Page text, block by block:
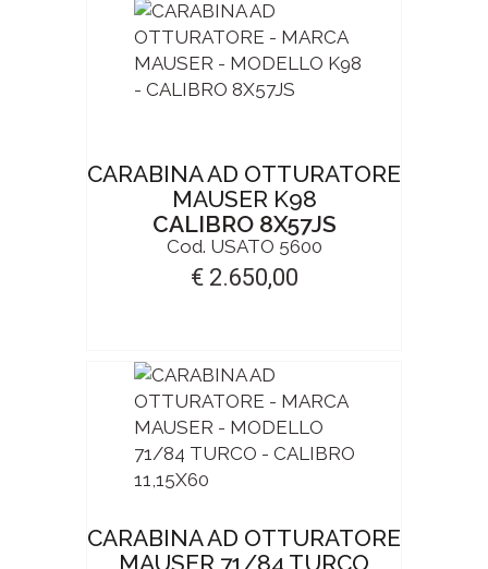
CARABINA AD OTTURATORE
MAUSER K98
CALIBRO 8X57JS
Cod. USATO 5600
€ 2.650,00
CARABINA AD OTTURATORE
MAUSER 71/84 TURCO